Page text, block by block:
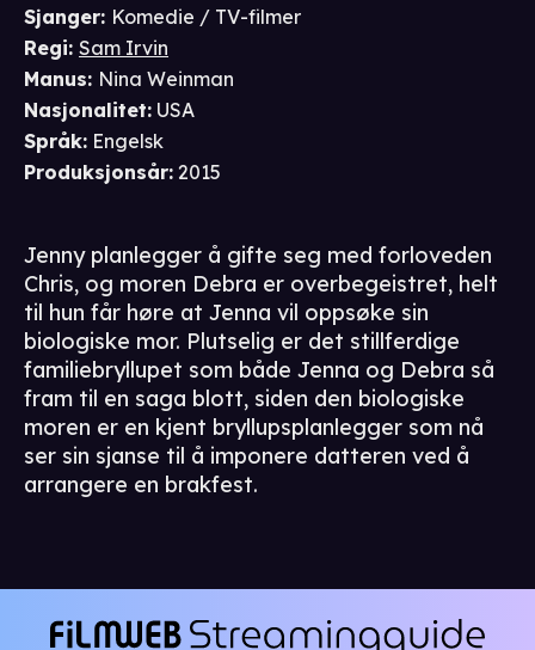
Sjanger: Komedie / TV-filmer
Regi: Sam Irvin
Manus: Nina Weinman
Nasjonalitet: USA
Språk: Engelsk
Produksjonsår: 2015
Jenny planlegger å gifte seg med forloveden
Chris, og moren Debra er overbegeistret, helt
til hun får høre at Jenna vil oppsøke sin
biologiske mor. Plutselig er det stillferdige
familiebryllupet som både Jenna og Debra så
fram til en saga blott, siden den biologiske
moren er en kjent bryllupsplanlegger som nå
ser sin sjanse til å imponere datteren ved å
arrangere en brakfest.